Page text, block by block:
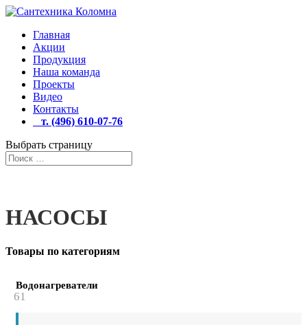
Главная
Акции
Продукция
Наша команда
Проекты
Видео
Контакты
т. (496) 610-07-76
Выбрать страницу
НАСОСЫ
Товары по категориям
Водонагреватели
61